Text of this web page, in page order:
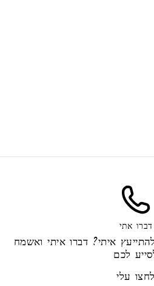
דברו אתי
איתי? דברו איתי ואשמח
לכם
לחצו עלי